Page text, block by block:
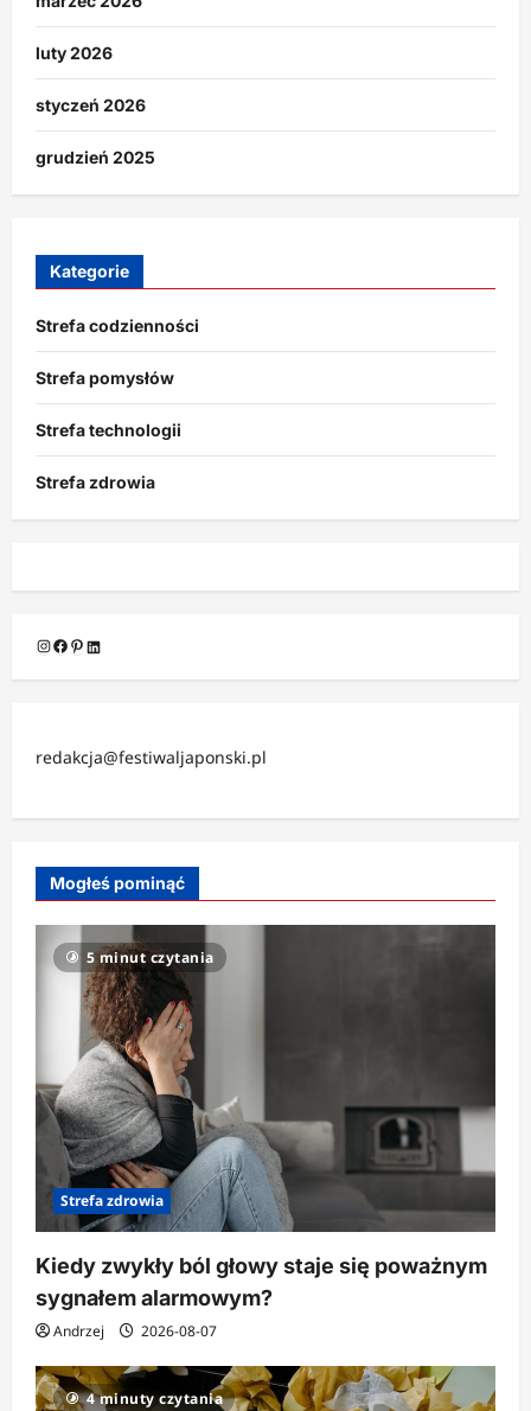
luty 2026
styczeń 2026
grudzień 2025
Kategorie
Strefa codzienności
Strefa pomysłów
Strefa technologii
Strefa zdrowia
Instagram
Facebook
Pinterest
LinkedIn
redakcja@festiwaljaponski.pl
Mogłeś pominąć
5 minut czytania
Strefa zdrowia
Kiedy zwykły ból głowy staje się poważnym
sygnałem alarmowym?
Andrzej 2026-08-07
4 minuty czytania